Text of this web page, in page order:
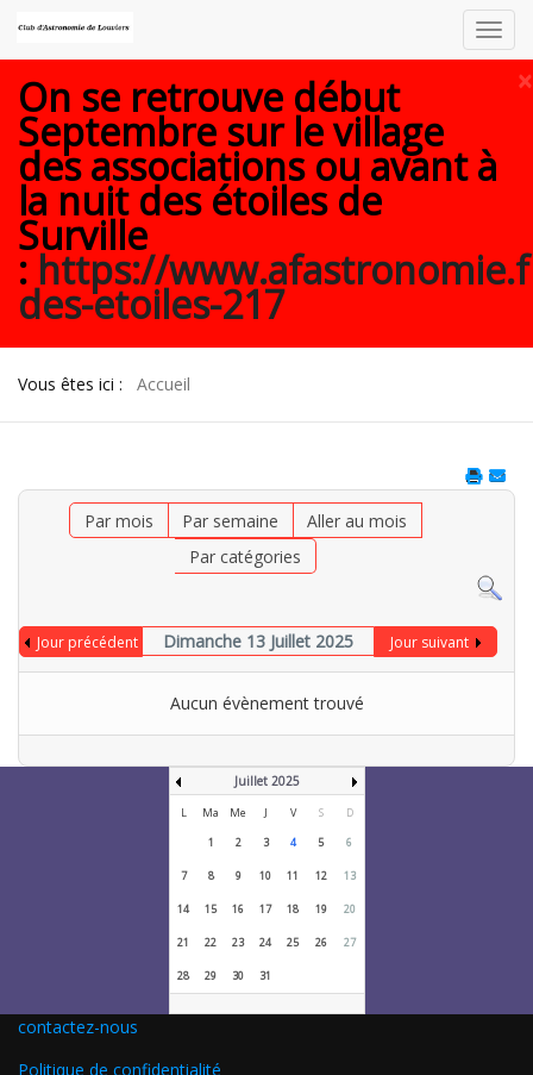
×
On se retrouve début
Septembre sur le village
des associations ou avant à
la nuit des étoiles de
Surville
: https://
des-etoiles-217
Vous êtes ici : Accueil
Par mois Par semaine
Aller au mois
Par catégories
Jour précédent Dimanche 13 Juillet 2025 Jour suivant
Aucun évènement trouvé
Juillet 2025
L Ma Me J V S
D
1
2 3 4 5 6
7 8 9 10 11 12 13
14 15 16 17 18 19 20
21 22 23 24 25 26 27
28 29 30 31
contactez-nous
Politique de confidentialité